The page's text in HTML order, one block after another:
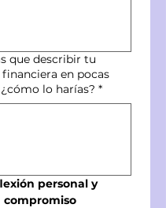
que describir tu
en pocas
lo harías? *
personal y
compromiso